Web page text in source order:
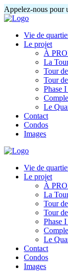
Appelez-nous pour
Vie de
Le projet
À
La
Tour
Tour
Phase
Le
Contact
Condos
Images
Vie de
Le projet
À
La
Tour
Tour
Phase
Le
Contact
Condos
Images